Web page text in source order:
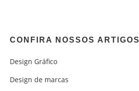
CONFIRA NOSSOS ARTIGOS
Design Gráfico
Design de marcas